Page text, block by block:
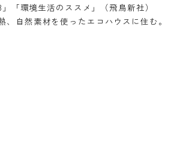
「環境生活のススメ」（飛鳥新社）
自然素材を使ったエコハウスに住む。